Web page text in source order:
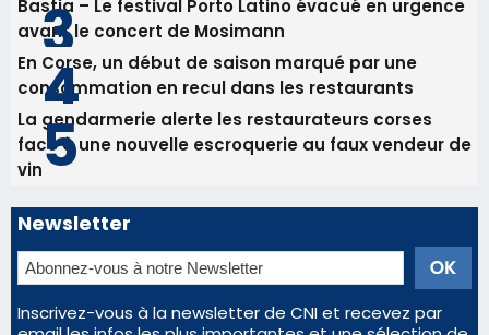
Newsletter
Inscrivez-vous à la newsletter de CNI et recevez par
email les infos les plus importantes et une sélection de
nos meilleurs articles
Régie publicitaire